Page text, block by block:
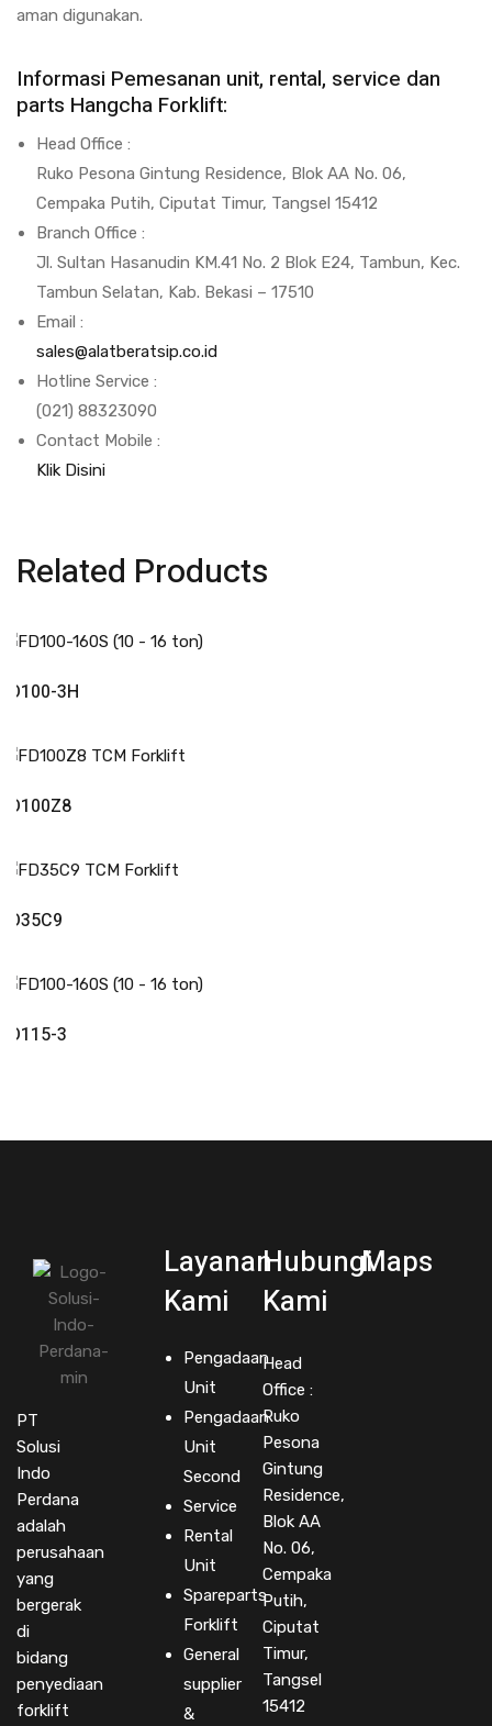
aman digunakan.
Informasi Pemesanan unit, rental, service dan
parts Hangcha Forklift:
Head Office :
Ruko Pesona Gintung Residence, Blok AA No. 06,
Cempaka Putih, Ciputat Timur, Tangsel 15412
Branch Office :
Jl. Sultan Hasanudin KM.41 No. 2 Blok E24, Tambun, Kec.
Tambun Selatan, Kab. Bekasi – 17510
Email :
sales@alatberatsip.co.id
Hotline Service :
(021) 88323090
Contact Mobile :
Klik Disini
Related Products
FD100-3H
FD100Z8
FD35C9
FD115-3
PT
Solusi
Indo
Perdana
adalah
perusahaan
yang
bergerak
di
bidang
penyediaan
forklift
Layanan
Kami
Pengadaan
Unit
Pengadaan
Unit
Second
Service
Rental
Unit
Spareparts
Forklift
General
supplier
&
Hubungi
Kami
Head
Office :
Ruko
Pesona
Gintung
Residence,
Blok AA
No. 06,
Cempaka
Putih,
Ciputat
Timur,
Tangsel
15412
Maps